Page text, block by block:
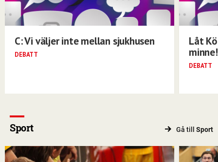
C: Vi väljer inte mellan sjukhusen
DEBATT
Låt
minne!
DEBATT
Sport Gå till Sport